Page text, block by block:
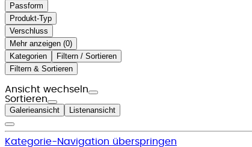
Passform
Produkt-Typ
Verschluss
Mehr anzeigen ( )
Kategorien
Filtern / Sortieren
Filtern & Sortieren
Ansicht wechseln
Sortieren
Galerieansicht Listenansicht
Kategorie-Navigation überspringen